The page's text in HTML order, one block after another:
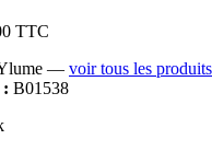
TTC
— voir tous les
: B01538